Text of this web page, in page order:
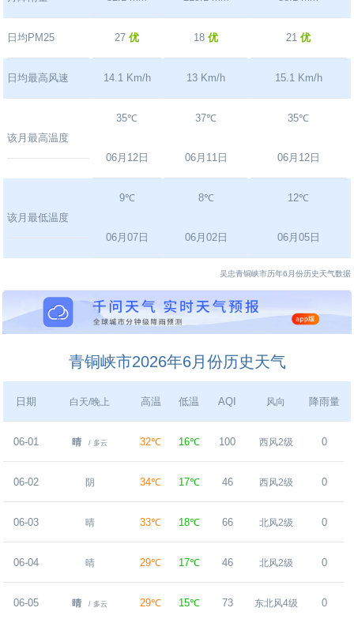
日均PM25 27优 18优 21优
日均最高风速 14.1 Km/h 13 Km/h 15.1 Km/h
该月最高温度
35℃
06月12日
37℃
06月11日
35℃
06月12日
该月最低温度
9℃
06月07日
8℃
06月02日
12℃
06月05日
吴忠青铜峡市历年6月份历史天气数据
青铜峡市2026年6月份历史天气
日期 白天/晚上 高温 低温 AQI 风向 降雨量
06-01 晴 / 多云 32℃ 16℃ 100 西风2级 0
06-02 阴 34℃ 17℃ 46 西风2级 0
06-03 晴 33℃ 18℃ 66 北风2级 0
06-04 晴 29℃ 17℃ 46 北风2级 0
06-05 晴 / 多云 29℃ 15℃ 73 东北风4级 0